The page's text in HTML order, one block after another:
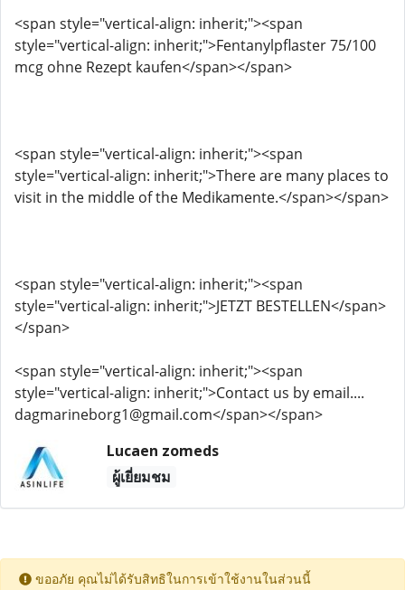
<span style="vertical-align: inherit;"><span
style="vertical-align: inherit;">Fentanylpflaster 75/100
mcg ohne Rezept kaufen</span></span>
<span style="vertical-align: inherit;"><span
style="vertical-align: inherit;">There are many places to
visit in the middle of the Medikamente.</span></span>
<span style="vertical-align: inherit;"><span
style="vertical-align: inherit;">JETZT BESTELLEN</span>
</span>
<span style="vertical-align: inherit;"><span
style="vertical-align: inherit;">Contact us by email....
dagmarineborg1@gmail.com</span></span>
Lucaen zomeds
ผู้เยี่ยมชม
ขออภัย คุณไม่ได้รับสิทธิในการเข้าใช้งานในส่วนนี้